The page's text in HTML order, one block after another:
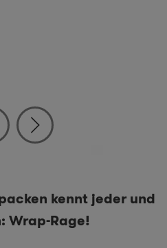
kennt jeder und
Wrap-Rage!